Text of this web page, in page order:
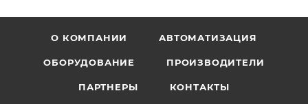
О КОМПАНИИ АВТОМАТИЗАЦИЯ
ОБОРУДОВАНИЕ ПРОИЗВОДИТЕЛИ
ПАРТНЕРЫ КОНТАКТЫ